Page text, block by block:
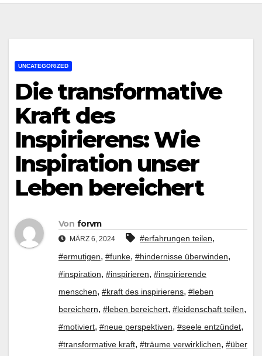
UNCATEGORIZED
Die transformative
Kraft des
Inspirierens: Wie
Inspiration unser
Leben bereichert
Von forvm
MÄRZ 6, 2024 #erfahrungen teilen,
#ermutigen, #funke, #hindernisse überwinden,
#inspiration, #inspirieren, #inspirierende
menschen, #kraft des inspirierens, #leben
bereichern, #leben bereichert, #leidenschaft teilen,
#motiviert, #neue perspektiven, #seele entzündet,
#transformative kraft, #träume verwirklichen, #über